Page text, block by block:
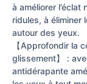
à améliorer
ridules, à éliminer
autour des yeux.
【Approfondir la
glissement】 :
antidérapante